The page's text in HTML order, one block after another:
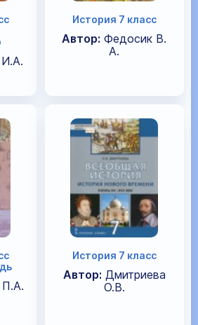
История 7 класс
Автор: Федосик В.
А.
П.А.
История 7 класс
Автор: Дмитриева
О.В.